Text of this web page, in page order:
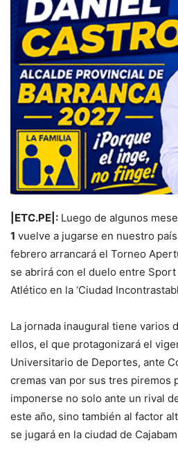
|ETC.PE|: Luego de algunos
1 vuelve a jugarse en nuestro
febrero arrancará el Torneo
se abrirá con el duelo entre Sport
Atlético en la ‘Ciudad
La jornada inaugural tiene varios
ellos, el que protagonizará el
Universitario de Deportes, ante
cremas van por sus tres piremos
imponerse no solo ante un rival
este año, sino también al factor
se jugará en la ciudad de